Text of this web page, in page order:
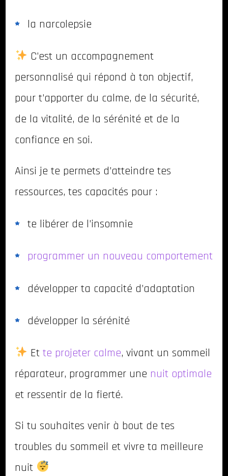
la narcolepsie
C’est un accompagnement
personnalisé qui répond à ton objectif,
pour t’apporter du calme, de la sécurité,
de la vitalité, de la sérénité et de la
confiance en soi.
Ainsi je te permets d’atteindre tes
ressources, tes capacités pour :
te libérer de l’insomnie
programmer un nouveau comportement
développer ta capacité d’adaptation
développer la sérénité
Ette projeter calme, vivant un sommeil
réparateur, programmer une nuit optimale
et ressentir de la fierté.
Si tu souhaites venir à bout de tes
troubles du sommeil et vivre ta meilleure
nuit